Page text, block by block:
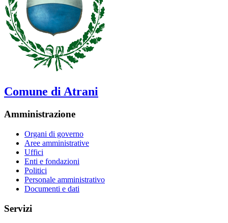
Comune di Atrani
Amministrazione
Organi di governo
Aree amministrative
Uffici
Enti e fondazioni
Politici
Personale amministrativo
Documenti e dati
Servizi